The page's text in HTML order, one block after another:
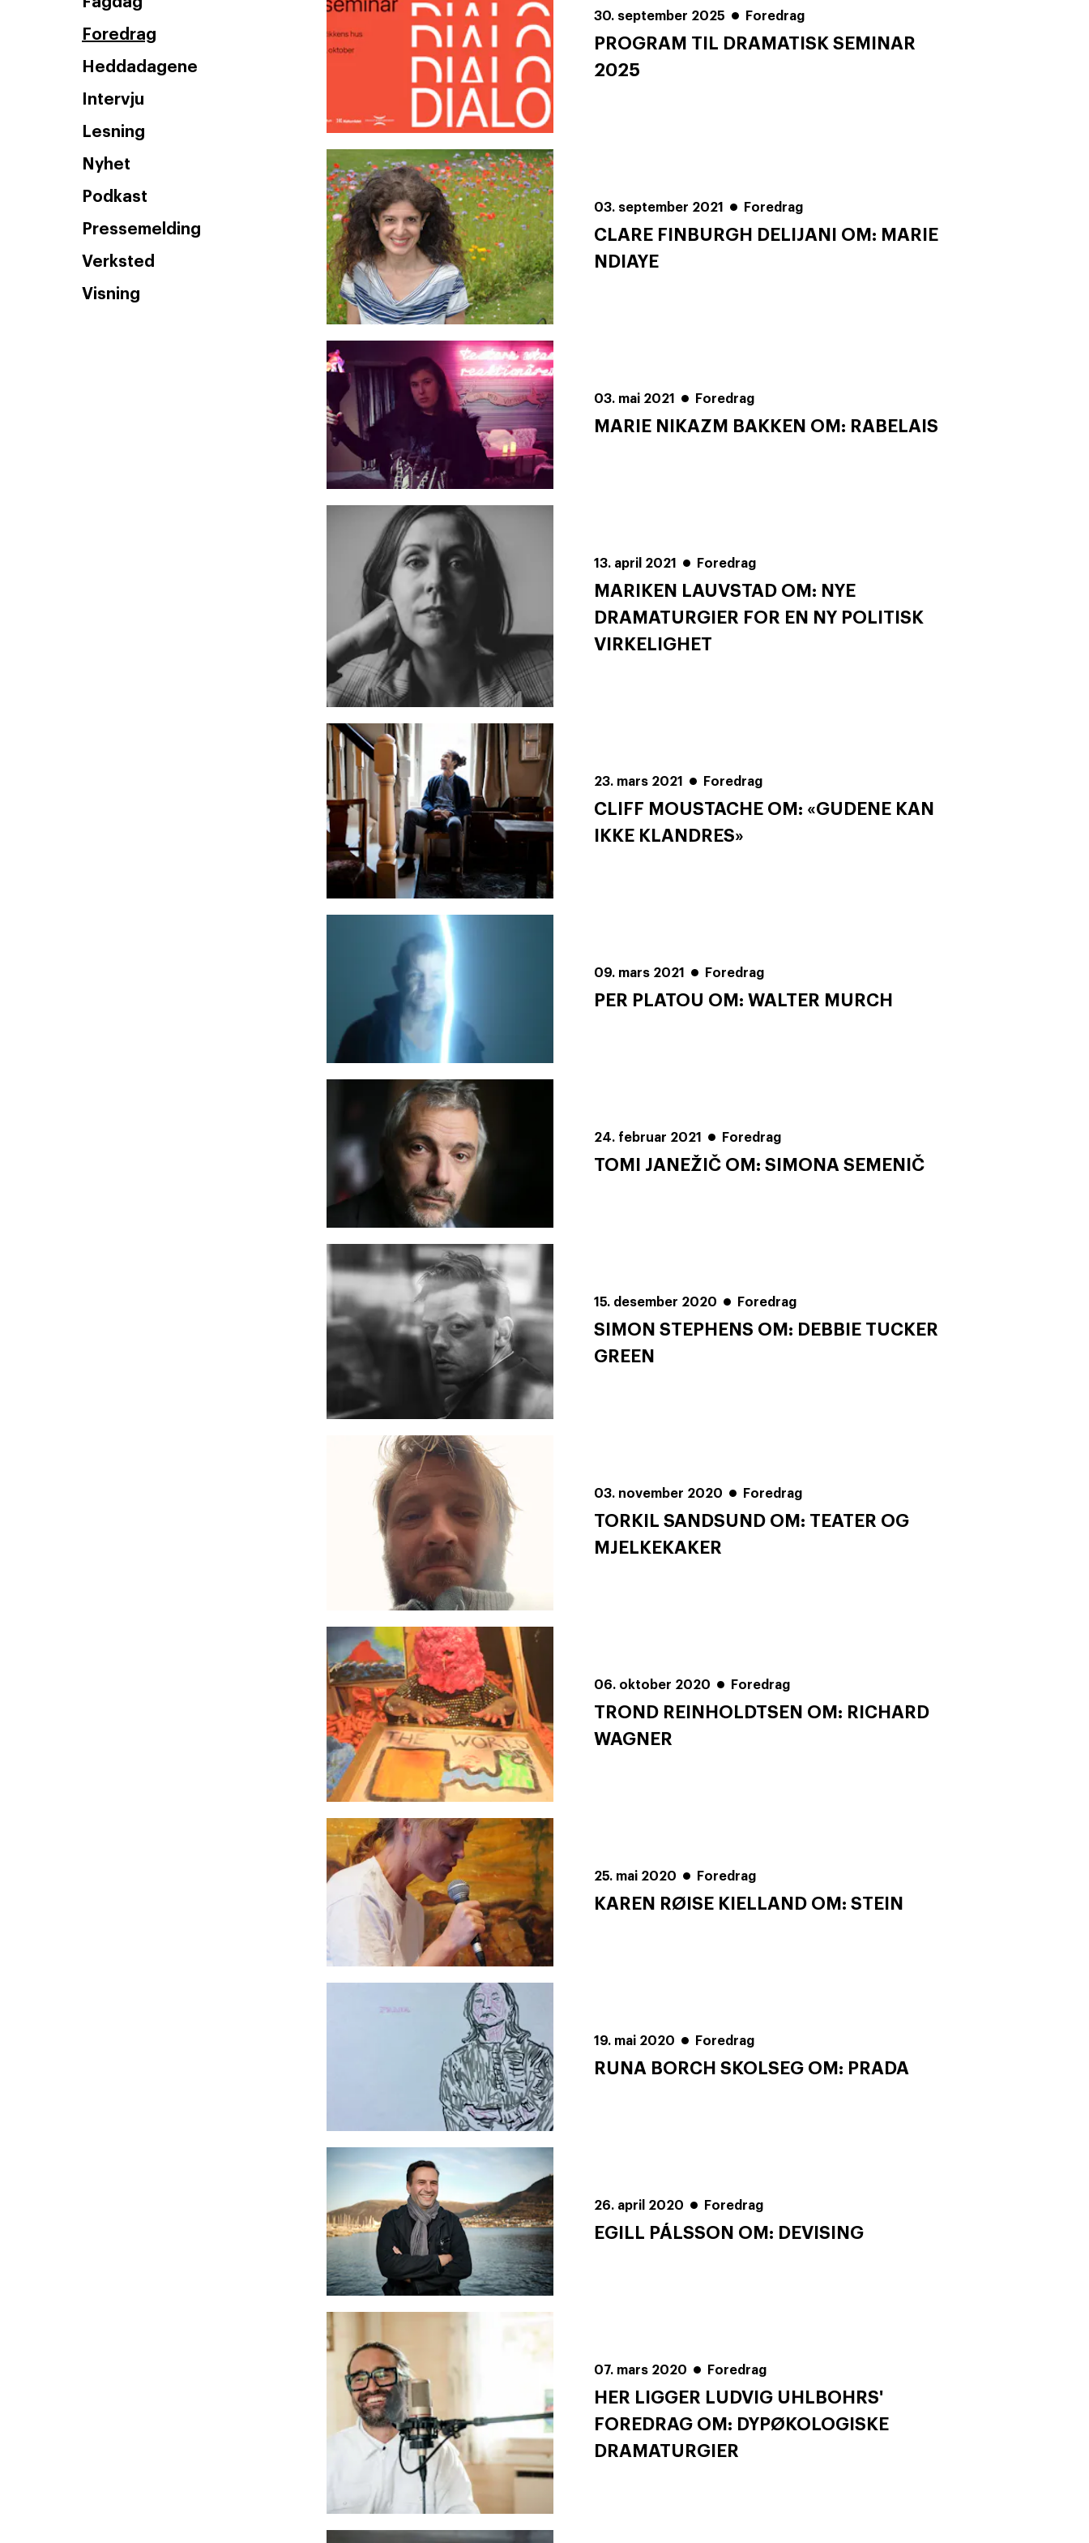
Foredrag
Heddadagene
Intervju
Lesning
Nyhet
Podkast
Pressemelding
Verksted
Visning
Foredrag
30. september 2025
PROGRAM TIL DRAMATISK SEMINAR
2025
Foredrag
03. september 2021
CLARE FINBURGH DELIJANI OM: MARIE
NDIAYE
Foredrag
03. mai 2021
MARIE NIKAZM BAKKEN OM: RABELAIS
Foredrag
13. april 2021
MARIKEN LAUVSTAD OM: NYE
DRAMATURGIER FOR EN NY POLITISK
VIRKELIGHET
Foredrag
23. mars 2021
CLIFF MOUSTACHE OM: «GUDENE KAN
IKKE KLANDRES»
Foredrag
09. mars 2021
PER PLATOU OM: WALTER MURCH
Foredrag
24. februar 2021
TOMI JANEŽIČ OM: SIMONA SEMENIČ
Foredrag
15. desember 2020
SIMON STEPHENS OM: DEBBIE TUCKER
GREEN
Foredrag
03. november 2020
TORKIL SANDSUND OM: TEATER OG
MJELKEKAKER
Foredrag
06. oktober 2020
TROND REINHOLDTSEN OM: RICHARD
WAGNER
Foredrag
25. mai 2020
KAREN RØISE KIELLAND OM: STEIN
Foredrag
19. mai 2020
RUNA BORCH SKOLSEG OM: PRADA
Foredrag
26. april 2020
EGILL PÁLSSON OM: DEVISING
Foredrag
07. mars 2020
HER LIGGER LUDVIG UHLBOHRS'
FOREDRAG OM: DYPØKOLOGISKE
DRAMATURGIER